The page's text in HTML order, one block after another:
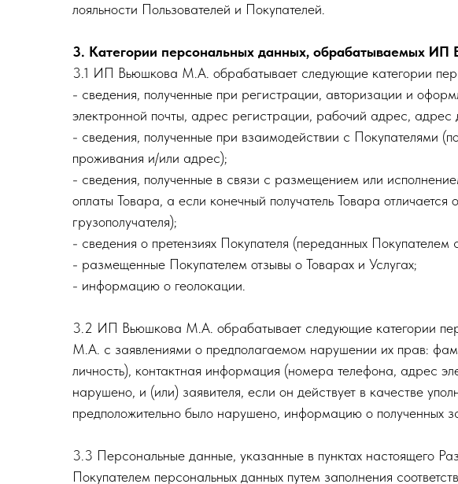
лояльности Пользователей и Покупателей.
3. Категории персональных данных, обрабатываемых
3.1 ИП Вьюшкова М.А. обрабатывает следующие категории
- сведения, полученные при регистрации, авторизации и
электронной почты, адрес регистрации, рабочий адрес, адрес
- сведения, полученные при взаимодействии с Покупателями
проживания и/или адрес);
- сведения, полученные в связи с размещением или
оплаты Товара, а если конечный получатель Товара
грузополучателя);
- сведения о претензиях Покупателя (переданных
- размещенные Покупателем отзывы о Товарах и Услугах;
- информацию о геолокации.
3.2 ИП Вьюшкова М.А. обрабатывает следующие категории
М.А. с заявлениями о предполагаемом нарушении их прав:
личность), контактная информация (номера телефона, адрес
нарушено, и (или) заявителя, если он действует в качестве
предположительно было нарушено, информацию о полученных
3.3 Персональные данные, указанные в пунктах настоящего
Покупателем персональных данных путем заполнения